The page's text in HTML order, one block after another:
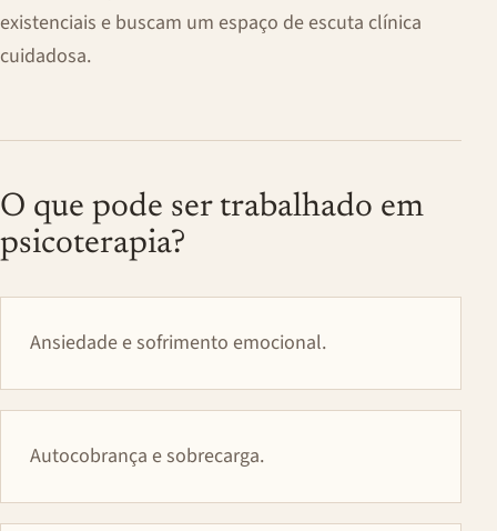
existenciais e buscam um espaço de escuta clínica
cuidadosa.
O que pode ser trabalhado em
psicoterapia?
Ansiedade e sofrimento emocional.
Autocobrança e sobrecarga.